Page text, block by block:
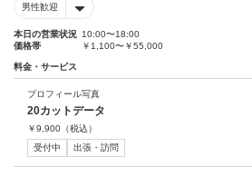
男性歓迎
本日の営業状況 10:00〜18:00
価格帯
￥1,100〜￥55,000
料金・サービス
プロフィール写真
20カットデータ
￥9,900 （税込）
受付中
出張・訪問